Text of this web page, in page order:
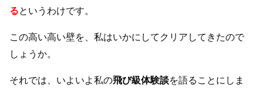
るというわけです。
この高い高い壁を、私はいかにしてクリアしてきたので
しょうか。
それでは、いよいよ私の飛び級体験談を語ることにしま